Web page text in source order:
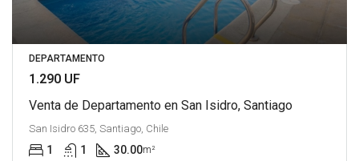
DEPARTAMENTO
1.290 UF
Venta de Departamento en San Isidro, Santiago
San Isidro 635, Santiago, Chile
1 1 30.00m²